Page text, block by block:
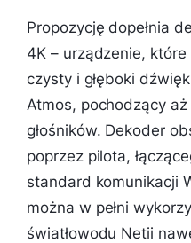
Propozycję dopełnia
4K – urządzenie,
czysty i głęboki
Atmos, pochodzący
głośników. Dekoder
poprzez pilota,
standard komunikacji
można w pełni
światłowodu Netii